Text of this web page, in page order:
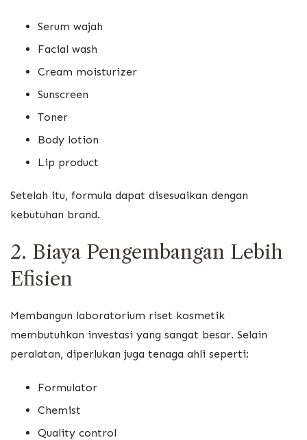
Serum wajah
Facial wash
Cream moisturizer
Sunscreen
Toner
Body lotion
Lip product
Setelah itu, formula dapat disesuaikan dengan
kebutuhan brand.
2. Biaya Pengembangan Lebih
Efisien
Membangun laboratorium riset kosmetik
membutuhkan investasi yang sangat besar. Selain
peralatan, diperlukan juga tenaga ahli seperti:
Formulator
Chemist
Quality control